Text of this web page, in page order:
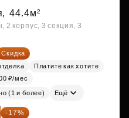
44.4м²
2 корпус, 3 секция, 3
Скидка
Платите как хотите
₽/мес
(1 и более) Ещё
-17%